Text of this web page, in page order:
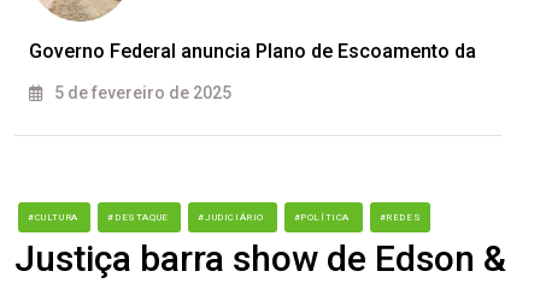
Governo Federal anuncia Plano de Escoamento da
5 de fevereiro de 2025
#CULTURA #DESTAQUE #JUDICIÁRIO #POLÍTICA #REDES
Justiça barra show de Edson &